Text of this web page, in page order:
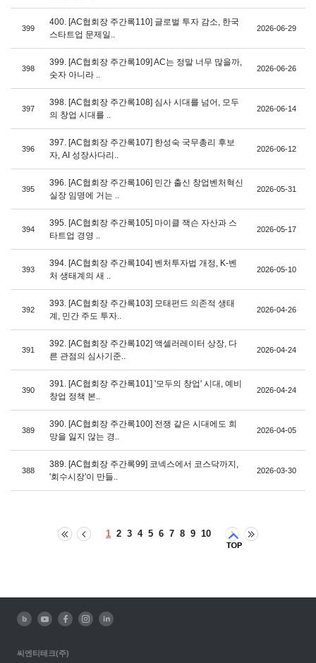
399
400. [AC협회장 주간록110] 글로벌 투자 감소, 한국
스타트업 문제일..
2026-06-29
398
399. [AC협회장 주간록109] AC는 정말 너무 많을까,
숫자 아니라 ..
2026-06-26
397
398. [AC협회장 주간록108] 심사 시대를 넘어, 모두
의 창업 시대를 ..
2026-06-14
396
397. [AC협회장 주간록107] 한성숙 국무총리 후보
자, AI 성장사다리..
2026-06-12
395
396. [AC협회장 주간록106] 민간 출신 창업벤처혁신
실장 임명에 거는 ..
2026-05-31
394
395. [AC협회장 주간록105] 마이클 잭슨 자산과 스
타트업 경영 ..
2026-05-17
393
394. [AC협회장 주간록104] 벤처투자법 개정, K-벤
처 생태계의 새 ..
2026-05-10
392
393. [AC협회장 주간록103] 모태펀드 의존적 생태
계, 민간 주도 투자..
2026-04-26
391
392. [AC협회장 주간록102] 액셀러레이터 상장, 다
른 관점의 심사기준..
2026-04-24
390
391. [AC협회장 주간록101] '모두의 창업' 시대, 예비
창업 정책 본..
2026-04-24
389
390. [AC협회장 주간록100] 전쟁 같은 시대에도 희
망을 잃지 않는 경..
2026-04-05
388
389. [AC협회장 주간록99] 코넥스에서 코스닥까지,
'회수시장'이 만들..
2026-03-30
1 2 3 4 5 6 7 8 9 10
씨엔티테크(주)